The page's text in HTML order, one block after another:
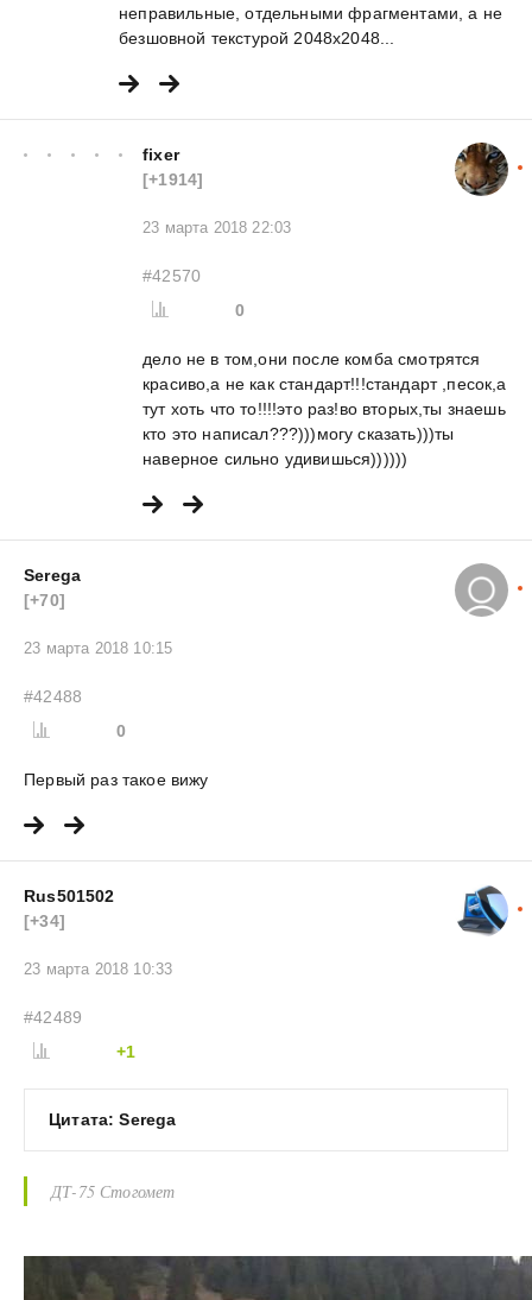
неправильные, отдельными фрагментами, а не
безшовной текстурой 2048х2048...
fixer
[+1914]
23 марта 2018 22:03
#42570
0
дело не в том,они после комба смотрятся
красиво,а не как стандарт!!!стандарт ,песок,а
тут хоть что то!!!!это раз!во вторых,ты знаешь
кто это написал???)))могу сказать)))ты
наверное сильно удивишься))))))
Serega
[+70]
23 марта 2018 10:15
#42488
0
Первый раз такое вижу
Rus501502
[+34]
23 марта 2018 10:33
#42489
+1
Цитата: Serega
ДТ-75 Стогомет